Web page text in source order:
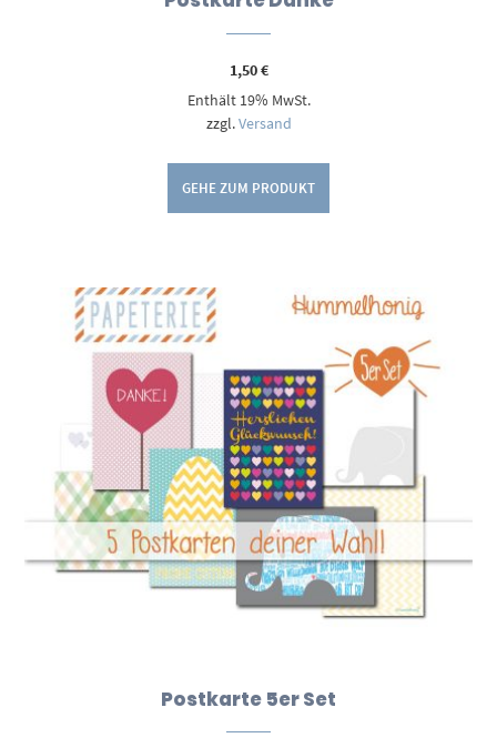
1,50€
Enthält 19% MwSt.
zzgl.Versand
GEHE ZUM PRODUKT
Postkarte 5er Set